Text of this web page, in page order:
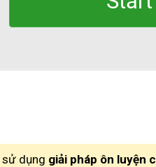
sử dụng giải pháp ôn luyện